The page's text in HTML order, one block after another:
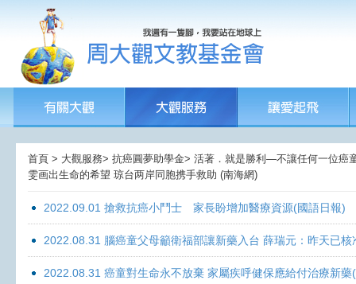
首頁 > 大觀服務> 抗癌圓夢助學金> 活著．就是勝利—不讓任何一位癌
雯画出生命的希望 琼台两岸同胞携手救助 (南海網)
2022.09.01 搶救抗癌小鬥士 家長盼增加醫療資源(國語日報)
2022.08.31 腦癌童父母籲衛福部讓新藥入台 薛瑞元：昨天已
2022.08.31 癌童對生命永不放棄 家屬疾呼健保應給付治療新藥